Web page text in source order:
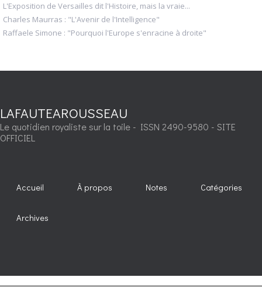
L'Exposition de Versailles dit l'Histoire, mais la vraie...
Charles Maurras : "L'Avenir de l'Intelligence"
Raffaele Simone : "Pourquoi l'Europe s'enracine à droite"
LAFAUTEAROUSSEAU
Le quotidien royaliste sur la toile - ISSN 2490-9580 - SITE
OFFICIEL
Accueil À propos Notes Catégories
Archives